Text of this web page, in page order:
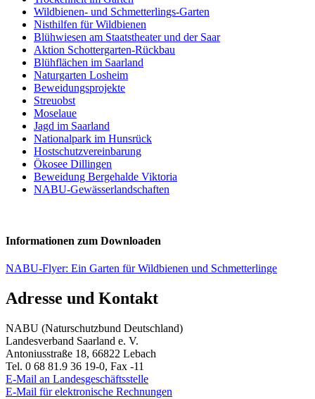
Wildbienen- und Schmetterlings-Garten
Nisthilfen für Wildbienen
Blühwiesen am Staatstheater und der Saar
Aktion Schottergarten-Rückbau
Blühflächen im Saarland
Naturgarten Losheim
Beweidungsprojekte
Streuobst
Moselaue
Jagd im Saarland
Nationalpark im Hunsrück
Hostschutzvereinbarung
Ökosee Dillingen
Beweidung Bergehalde Viktoria
NABU-Gewässerlandschaften
Informationen zum Downloaden
NABU-Flyer: Ein Garten für Wildbienen und Schmetterlinge
Adresse und Kontakt
NABU (Naturschutzbund Deutschland)
Landesverband Saarland e. V.
Antoniusstraße 18, 66822 Lebach
Tel. 0 68 81.9 36 19-0, Fax -11
E-Mail an Landesgeschäftsstelle
E-Mail für elektronische Rechnungen